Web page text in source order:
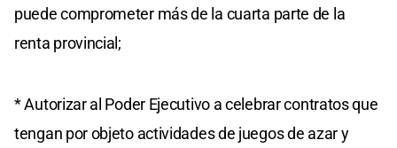
puede comprometer más de la cuarta parte de la
renta provincial;
* Autorizar al Poder Ejecutivo a celebrar contratos que
tengan por objeto actividades de juegos de azar y